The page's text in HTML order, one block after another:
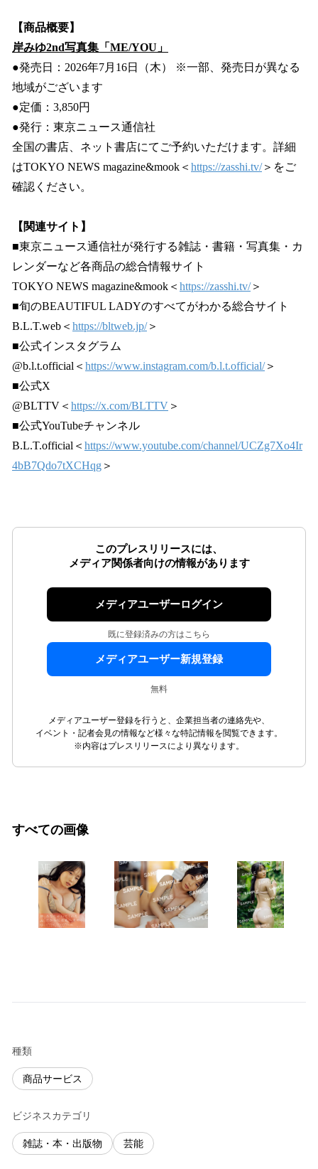
【商品概要】
岸みゆ2nd写真集「ME/YOU」
●発売日：2026年7月16日（木） ※一部、発売日が異なる
地域がございます
●定価：3,850円
●発行：東京ニュース通信社
全国の書店、ネット書店にてご予約いただけます。詳細
はTOKYO NEWS magazine&mook＜ https://zasshi.tv/＞をご
確認ください。
【関連サイト】
■東京ニュース通信社が発行する雑誌・書籍・写真集・カ
レンダーなど各商品の総合情報サイト
TOKYO NEWS magazine&mook＜ https://zasshi.tv/＞
■旬のBEAUTIFUL LADYのすべてがわかる総合サイト
B.L.T.web＜ https://bltweb.jp/＞
■公式インスタグラム
@b.l.t.official＜ https://www.instagram.com/b.l.t.official/＞
■公式X
@BLTTV＜ https://x.com/BLTTV ＞
■公式YouTubeチャンネル
B.L.T.official＜ https://www.youtube.com/channel/UCZg7Xo4Ir
4bB7Qdo7tXCHqg ＞
このプレスリリースには、
メディア関係者向けの情報があります
メディアユーザーログイン
既に登録済みの方はこちら
メディアユーザー新規登録
無料
メディアユーザー登録を行うと、企業担当者の連絡先や、
イベント・記者会見の情報など様々な特記情報を閲覧できます。
※内容はプレスリリースにより異なります。
すべての画像
種類
商品サービス
ビジネスカテゴリ
雑誌・本・出版物 芸能